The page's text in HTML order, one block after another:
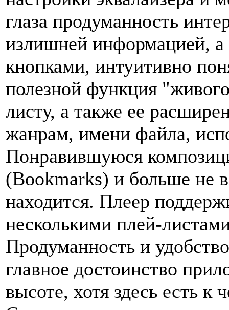
глаза продуманность
излишней информацией, а
кнопками, интуитивно
полезной функция
листу, а также ее
жанрам, имени файла,
Понравившуюся
(Bookmarks) и больше не
находится. Плеер
несколькими плей-
Продуманность и
главное достоинство
высоте, хотя здесь есть к